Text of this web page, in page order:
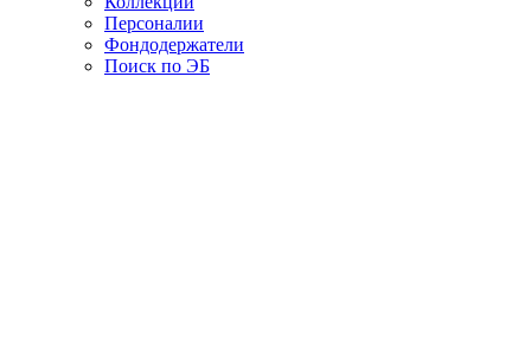
Персоналии
Фондодержатели
Поиск по ЭБ